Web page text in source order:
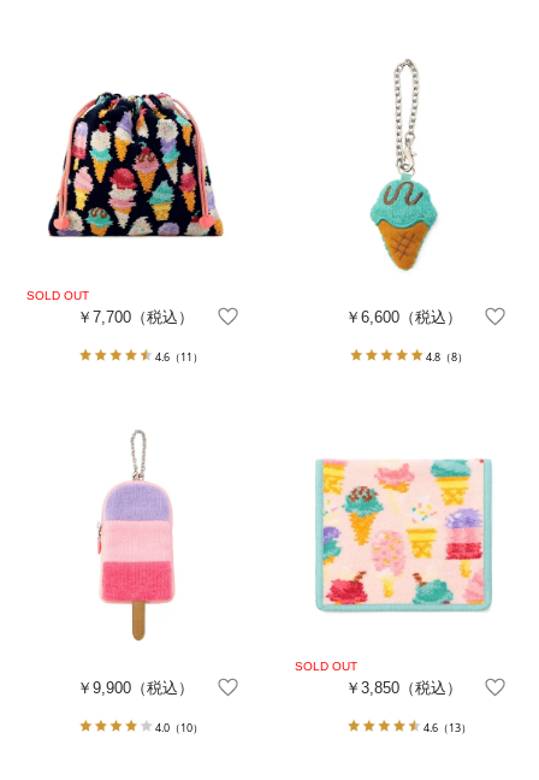
￥7,700 （税込）
4.6（11）
￥6,600（税込）
4.8（8）
￥9,900 （税込）
4.0（10）
￥3,850（税込）
4.6（13）